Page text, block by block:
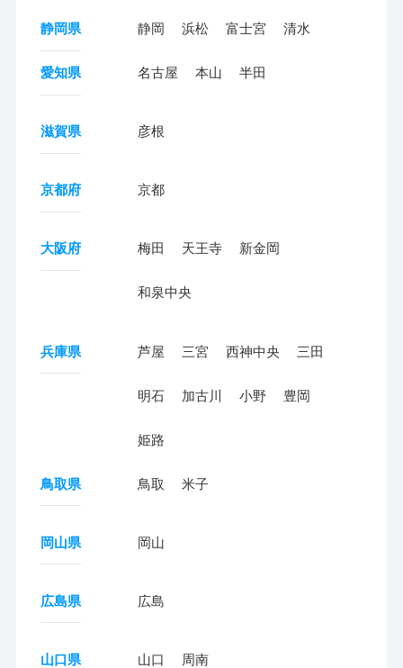
静岡県 静岡 浜松 富士宮 清水
愛知県 名古屋 本山 半田
滋賀県 彦根
京都府 京都
大阪府 梅田 天王寺 新金岡
和泉中央
兵庫県 芦屋 三宮 西神中央 三田
明石 加古川 小野 豊岡
姫路
鳥取県 鳥取 米子
岡山県 岡山
広島県 広島
山口県 山口 周南